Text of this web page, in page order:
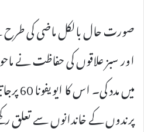
صورت حال بالکل ماضی کی طرح
اور سبز علاقوں کی حفاظت نے
پرندوں کے خاندانوں سے تعلق